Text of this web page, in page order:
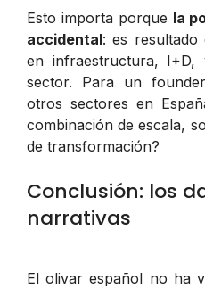
Esto importa porque la
accidental: es resultado
en infraestructura, I+D,
sector. Para un
otros sectores en
combinación de escala,
de transformación?
Conclusión: los
narrativas
El olivar español no ha